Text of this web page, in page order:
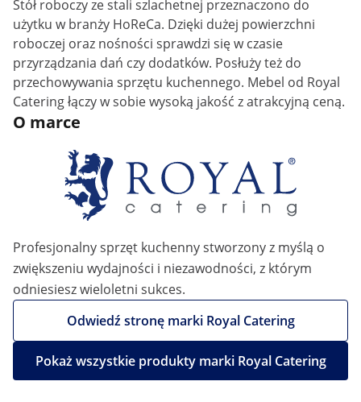
Stół roboczy ze stali szlachetnej przeznaczono do
użytku w branży HoReCa. Dzięki dużej powierzchni
roboczej oraz nośności sprawdzi się w czasie
przyrządzania dań czy dodatków. Posłuży też do
przechowywania sprzętu kuchennego. Mebel od Royal
Catering łączy w sobie wysoką jakość z atrakcyjną ceną.
O marce
Profesjonalny sprzęt kuchenny stworzony z myślą o
zwiększeniu wydajności i niezawodności, z którym
odniesiesz wieloletni sukces.
Odwiedź stronę marki Royal Catering
Pokaż wszystkie produkty marki Royal Catering